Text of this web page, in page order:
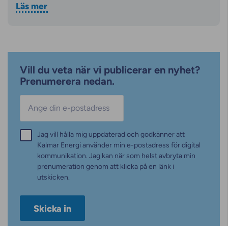
Läs mer
Vill du veta när vi publicerar en nyhet?
Prenumerera nedan.
Samtycke*
Jag vill hålla mig uppdaterad och godkänner att
Kalmar Energi använder min e-postadress för digital
kommunikation. Jag kan när som helst avbryta min
prenumeration genom att klicka på en länk i
utskicken.